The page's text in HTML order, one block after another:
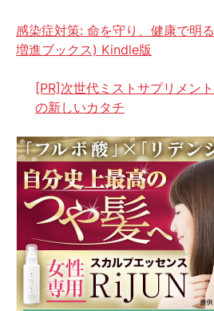
感染症対策: 命を守り、健康で明
増進ブックス) Kindle版
[PR]次世代ミストサプリメン
の新しいカタチ